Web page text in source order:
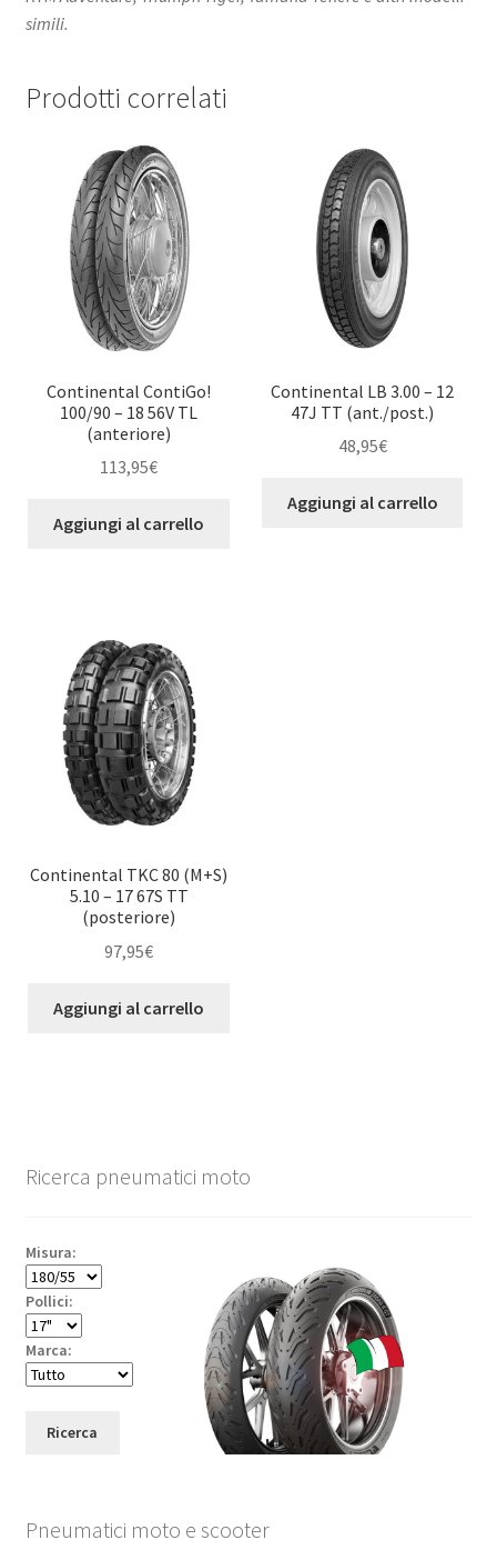
simili.
Prodotti correlati
Continental ContiGo!
100/90 – 18 56V TL
(anteriore)
113,95€
Aggiungi al carrello
Continental LB 3.00 – 12
47J TT (ant./post.)
48,95€
Aggiungi al carrello
Continental TKC 80 (M+S)
5.10 – 17 67S TT
(posteriore)
97,95€
Aggiungi al carrello
Ricerca pneumatici moto
Misura:
Pollici:
Marca:
Ricerca
Pneumatici moto e scooter